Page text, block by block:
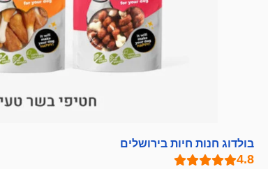
בולדוג חנות חיות בירושלים